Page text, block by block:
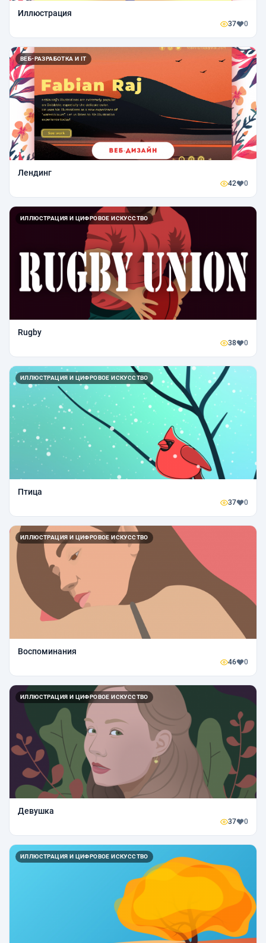
Иллюстрация
37 0
ВЕБ-РАЗРАБОТКА И IT
Лендинг
42 0
ИЛЛЮСТРАЦИЯ И ЦИФРОВОЕ ИСКУССТВО
Rugby
38 0
ИЛЛЮСТРАЦИЯ И ЦИФРОВОЕ ИСКУССТВО
Птица
37 0
ИЛЛЮСТРАЦИЯ И ЦИФРОВОЕ ИСКУССТВО
Воспоминания
46 0
ИЛЛЮСТРАЦИЯ И ЦИФРОВОЕ ИСКУССТВО
Девушка
37 0
ИЛЛЮСТРАЦИЯ И ЦИФРОВОЕ ИСКУССТВО